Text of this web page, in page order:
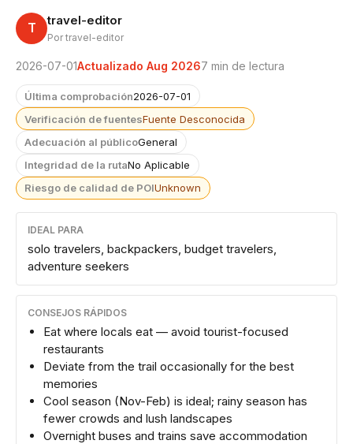
T travel-editor
Por travel-editor
2026-07-01Actualizado Aug 20267 min de lectura
Última comprobación2026-07-01
Verificación de fuentesFuente Desconocida
Adecuación al públicoGeneral
Integridad de la rutaNo Aplicable
Riesgo de calidad de POIUnknown
IDEAL PARA
solo travelers, backpackers, budget travelers,
adventure seekers
CONSEJOS RÁPIDOS
Eat where locals eat — avoid tourist-focused
restaurants
Deviate from the trail occasionally for the best
memories
Cool season (Nov-Feb) is ideal; rainy season has
fewer crowds and lush landscapes
Overnight buses and trains save accommodation